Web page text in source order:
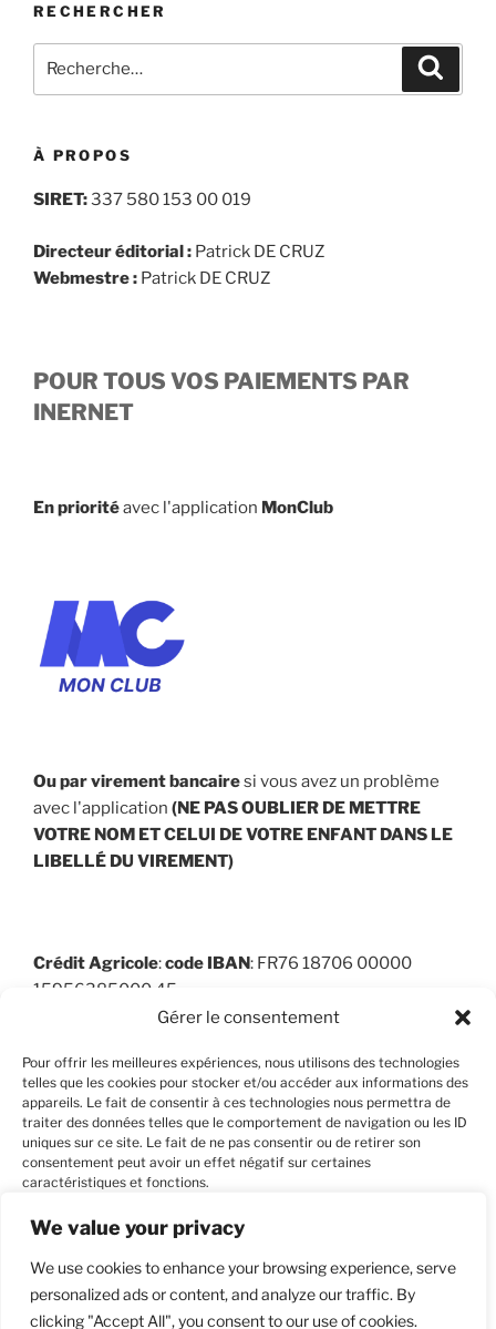
We value your privacy
We use cookies to enhance your browsing experience, serve
personalized ads or content, and analyze our traffic. By
clicking "Accept All", you consent to our use of cookies.
Gérer le consentement
Pour offrir les meilleures expériences, nous utilisons des technologies
telles que les cookies pour stocker et/ou accéder aux informations des
appareils. Le fait de consentir à ces technologies nous permettra de
traiter des données telles que le comportement de navigation ou les ID
uniques sur ce site. Le fait de ne pas consentir ou de retirer son
consentement peut avoir un effet négatif sur certaines
caractéristiques et fonctions.
Refuser
RECHERCHER
pour
À PROPOS
SIRET:337 580 153 00 019
Directeur éditorial : Patrick DE CRUZ
Webmestre : Patrick DE CRUZ
POUR TOUS VOS PAIEMENTS PAR
INERNET
En prioritéavec l'application MonClub
Ou par virement bancairesi vous avez un problème
avec l'application (NE PAS OUBLIER DE METTRE
VOTRE NOM ET CELUI DE VOTRE ENFANT DANS LE
LIBELLÉ DU VIREMENT)
Crédit Agricole:code IBAN: FR76 18706 00000
15956385000 45
BIC (Bank Identifier Code) : AGRIFRPP887
FacebookInstagram
E-